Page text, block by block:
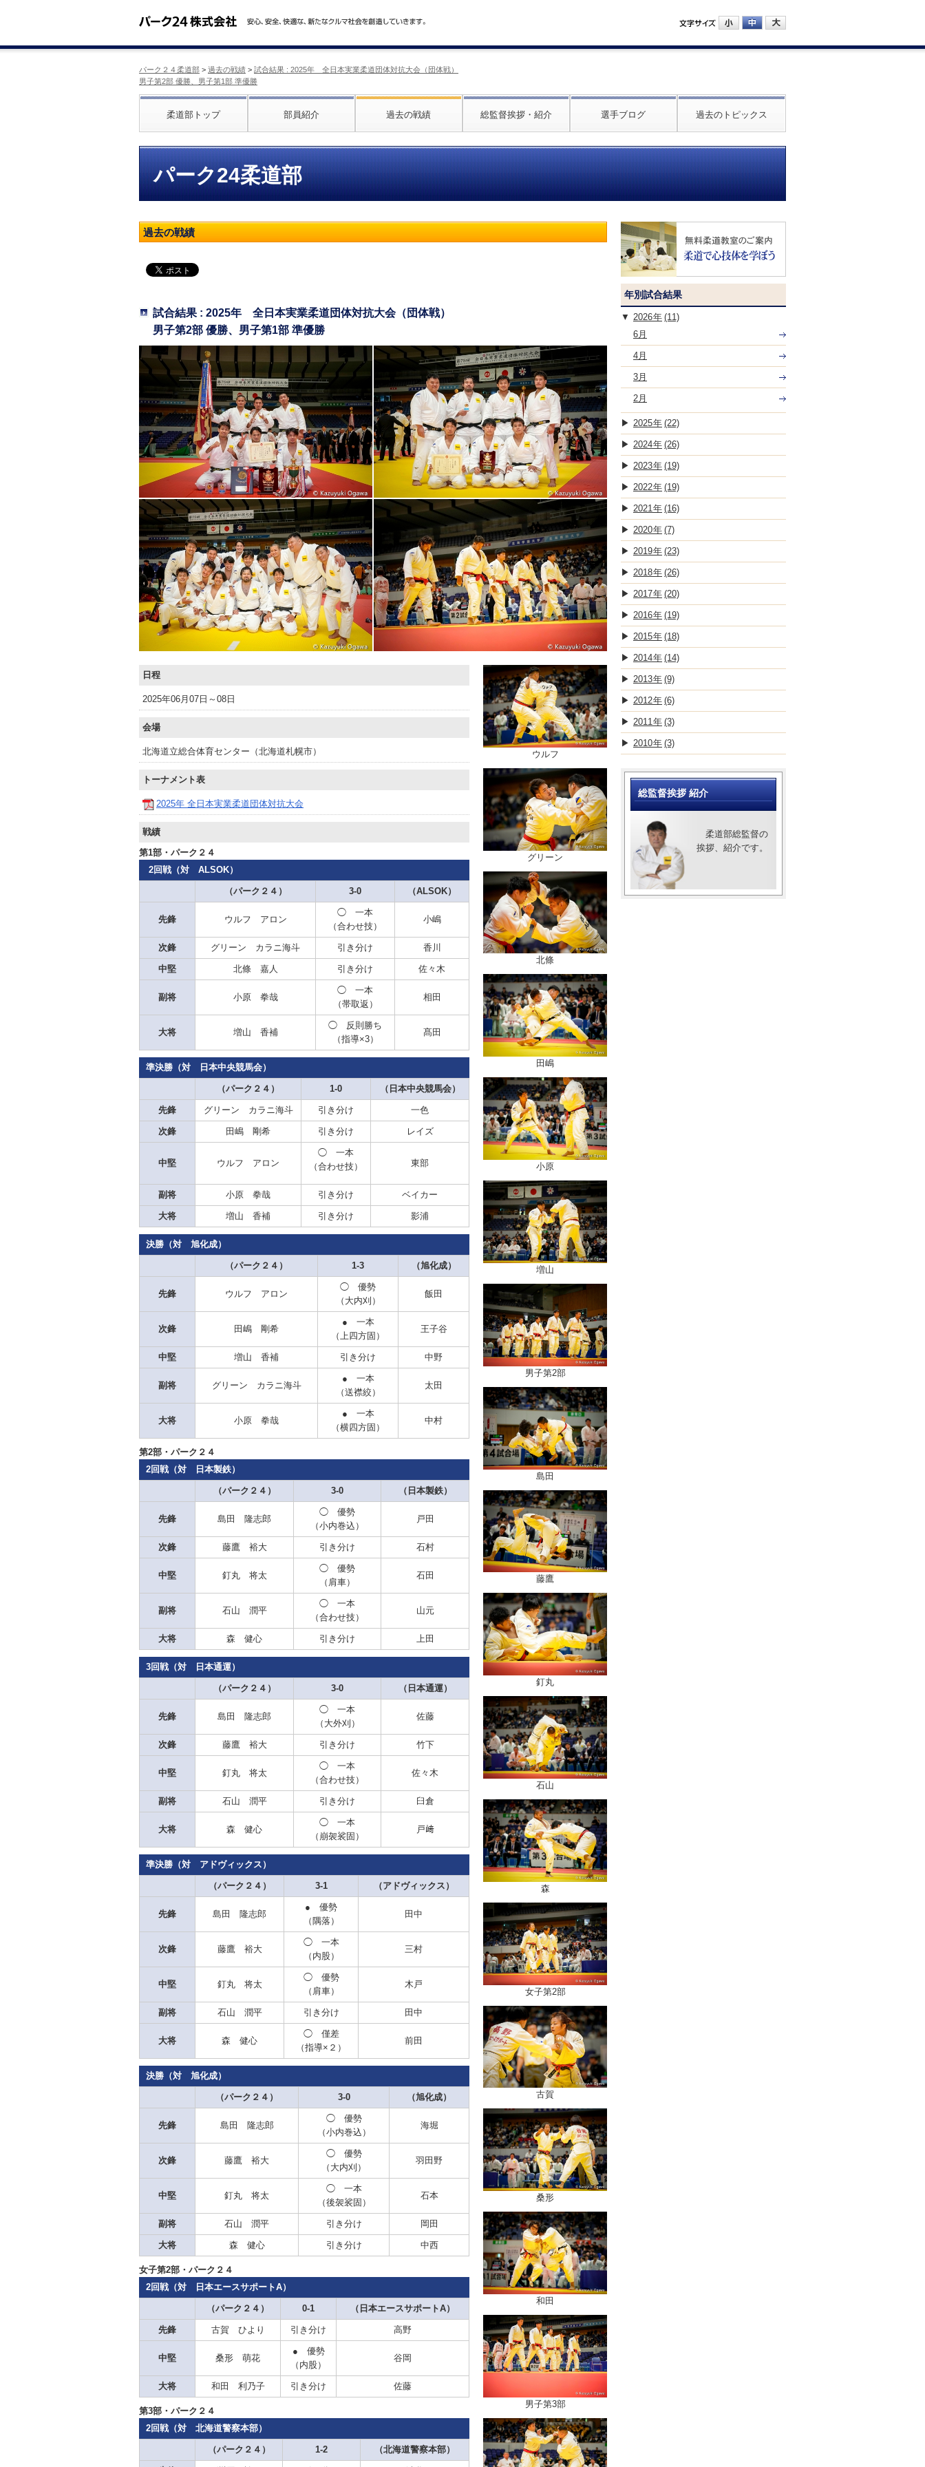
パーク２４柔道部 > 過去の戦績 > 試合結果 : 2025年 全日本実業柔道団体対抗大会（団体戦）
男子第2部 優勝、男子第1部 準優勝
柔道部トップ 部員紹介 過去の戦績 総監督挨拶・紹介 選手ブログ 過去のトピックス
パーク24柔道部
過去の戦績
試合結果 : 2025年 全日本実業柔道団体対抗大会（団体戦）
男子第2部 優勝、男子第1部 準優勝
ウルフ
グリーン
北條
田嶋
小原
増山
男子第2部
島田
藤鷹
釘丸
石山
森
女子第2部
古賀
桑形
和田
男子第3部
日程
2025年06月07日～08日
会場
北海道立総合体育センター（北海道札幌市）
トーナメント表
2025年 全日本実業柔道団体対抗大会
戦績
第1部・パーク２４
2回戦（対 ALSOK）
（パーク２４） 3-0 （ALSOK）
先鋒 ウルフ アロン
◯ 一本
（合わせ技）
小嶋
次鋒 グリーン カラニ海斗 引き分け 香川
中堅 北條 嘉人 引き分け 佐々木
副将 小原 拳哉
◯ 一本
（帯取返）
相田
大将 増山 香補
◯ 反則勝ち
（指導×3）
髙田
準決勝（対 日本中央競馬会）
（パーク２４） 1-0 （日本中央競馬会）
先鋒 グリーン カラニ海斗 引き分け 一色
次鋒 田嶋 剛希 引き分け レイズ
中堅 ウルフ アロン
◯ 一本
（合わせ技）
東部
副将 小原 拳哉 引き分け ベイカー
大将 増山 香補 引き分け 影浦
決勝（対 旭化成）
（パーク２４） 1-3 （旭化成）
先鋒 ウルフ アロン
◯ 優勢
（大内刈）
飯田
次鋒 田嶋 剛希
● 一本
（上四方固）
王子谷
中堅 増山 香補 引き分け 中野
副将 グリーン カラニ海斗
● 一本
（送襟絞）
太田
大将 小原 拳哉
● 一本
（横四方固）
中村
第2部・パーク２４
2回戦（対 日本製鉄）
（パーク２４） 3-0 （日本製鉄）
先鋒 島田 隆志郎
◯ 優勢
（小内巻込）
戸田
次鋒 藤鷹 裕大 引き分け 石村
中堅 釘丸 将太
◯ 優勢
（肩車）
石田
副将 石山 潤平
◯ 一本
（合わせ技）
山元
大将 森 健心 引き分け 上田
3回戦（対 日本通運）
（パーク２４） 3-0 （日本通運）
先鋒 島田 隆志郎
◯ 一本
（大外刈）
佐藤
次鋒 藤鷹 裕大 引き分け 竹下
中堅 釘丸 将太
◯ 一本
（合わせ技）
佐々木
副将 石山 潤平 引き分け 臼倉
大将 森 健心
◯ 一本
（崩袈裟固）
戸﨑
準決勝（対 アドヴィックス）
（パーク２４） 3-1 （アドヴィックス）
先鋒 島田 隆志郎
● 優勢
（隅落）
田中
次鋒 藤鷹 裕大
◯ 一本
（内股）
三村
中堅 釘丸 将太
◯ 優勢
（肩車）
木戸
副将 石山 潤平 引き分け 田中
大将 森 健心
◯ 僅差
（指導×２）
前田
決勝（対 旭化成）
（パーク２４） 3-0 （旭化成）
先鋒 島田 隆志郎
◯ 優勢
（小内巻込）
海堀
次鋒 藤鷹 裕大
◯ 優勢
（大内刈）
羽田野
中堅 釘丸 将太
◯ 一本
（後袈裟固）
石本
副将 石山 潤平 引き分け 岡田
大将 森 健心 引き分け 中西
女子第2部・パーク２４
2回戦（対 日本エースサポートA）
（パーク２４） 0-1 （日本エースサポートA）
先鋒 古賀 ひより 引き分け 高野
中堅 桑形 萌花
● 優勢
（内股）
谷岡
大将 和田 利乃子 引き分け 佐藤
第3部・パーク２４
2回戦（対 北海道警察本部）
（パーク２４） 1-2 （北海道警察本部）
年別試合結果
2026
(11)
6月
4月
3月
2月
2025 (22)
2024 (26)
2023 (19)
2022 (19)
2021 (16)
2020 (7)
2019 (23)
2018 (26)
2017 (20)
2016 (19)
2015 (18)
2014 (14)
2013 (9)
2012 (6)
2011 (3)
2010 (3)
総監督挨拶 紹介
柔道部総監督の
挨拶、紹介です。